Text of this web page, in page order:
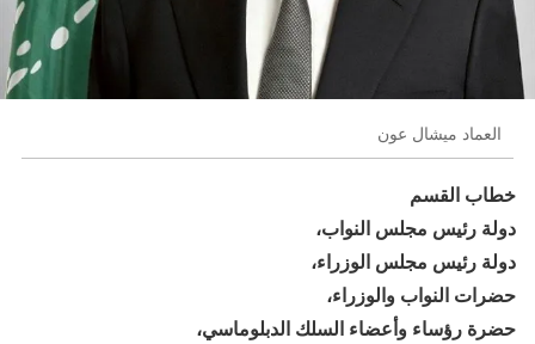
العماد ميشال عون
خطاب القسم
دولة رئيس مجلس النواب،
دولة رئيس مجلس الوزراء،
حضرات النواب والوزراء،
حضرة رؤساء وأعضاء السلك الدبلوماسي،